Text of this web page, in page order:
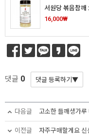
서원당 볶음참깨
16,000₩
댓글 0
다음글 고소한 들깨생가
이전글 자주구매할게요